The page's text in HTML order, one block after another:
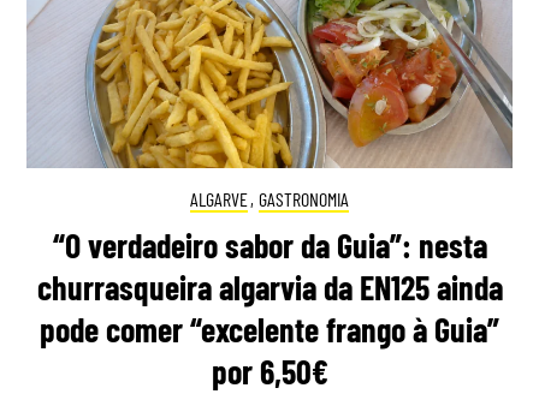
ALGARVE, GASTRONOMIA
“O verdadeiro sabor da Guia”: nesta
churrasqueira algarvia da EN125 ainda
pode comer “excelente frango à Guia”
por 6,50€